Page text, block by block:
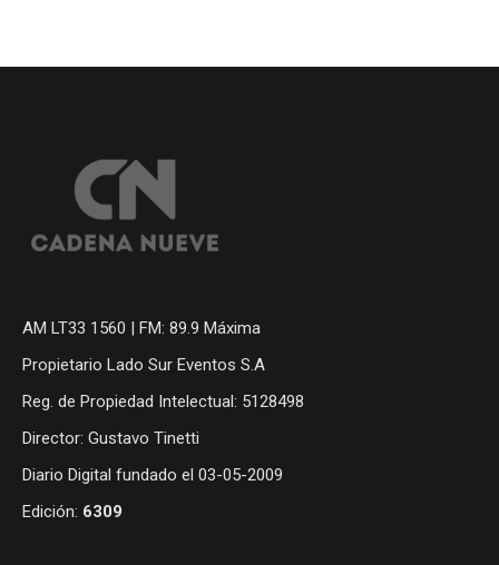
AM LT33 1560 | FM: 89.9 Máxima
Propietario Lado Sur Eventos S.A
Reg. de Propiedad Intelectual: 5128498
Director: Gustavo Tinetti
Diario Digital fundado el 03-05-2009
Edición: 6309